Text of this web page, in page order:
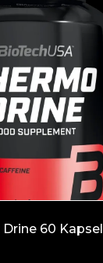
60 Kapsel